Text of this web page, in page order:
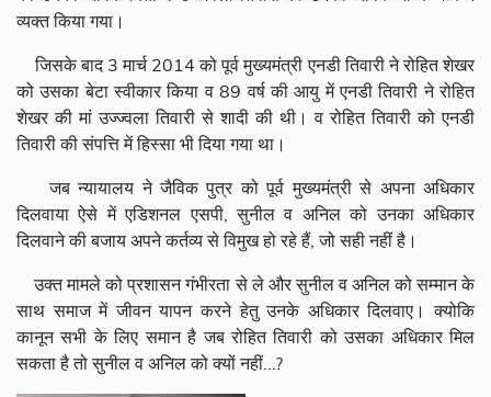
व्यक्त किया गया।
जिसके बाद 3 मार्च 2014 को पूर्व मुख्यमंत्री एनडी तिवारी ने रोहित शेखर
को उसका बेटा स्वीकार किया व 89 वर्ष की आयु में एनडी तिवारी ने रोहित
शेखर की मां उज्ज्वला तिवारी से शादी की थी। व रोहित तिवारी को एनडी
तिवारी की संपत्ति में हिस्सा भी दिया गया था।
जब न्यायालय ने जैविक पुत्र को पूर्व मुख्यमंत्री से अपना अधिकार
दिलवाया ऐसे में एडिशनल एसपी, सुनील व अनिल को उनका अधिकार
दिलवाने की बजाय अपने कर्तव्य से विमुख हो रहे हैं, जो सही नहीं है।
उक्त मामले को प्रशासन गंभीरता से ले और सुनील व अनिल को सम्मान के
साथ समाज में जीवन यापन करने हेतु उनके अधिकार दिलवाए। क्योकि
कानून सभी के लिए समान है जब रोहित तिवारी को उसका अधिकार मिल
सकता है तो सुनील व अनिल को क्यों नहीं...?